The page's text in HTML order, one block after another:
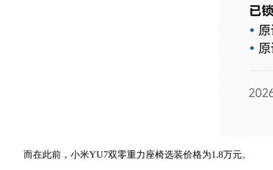
而在此前，小米YU7双零重力座椅选装价格为1.8万元。